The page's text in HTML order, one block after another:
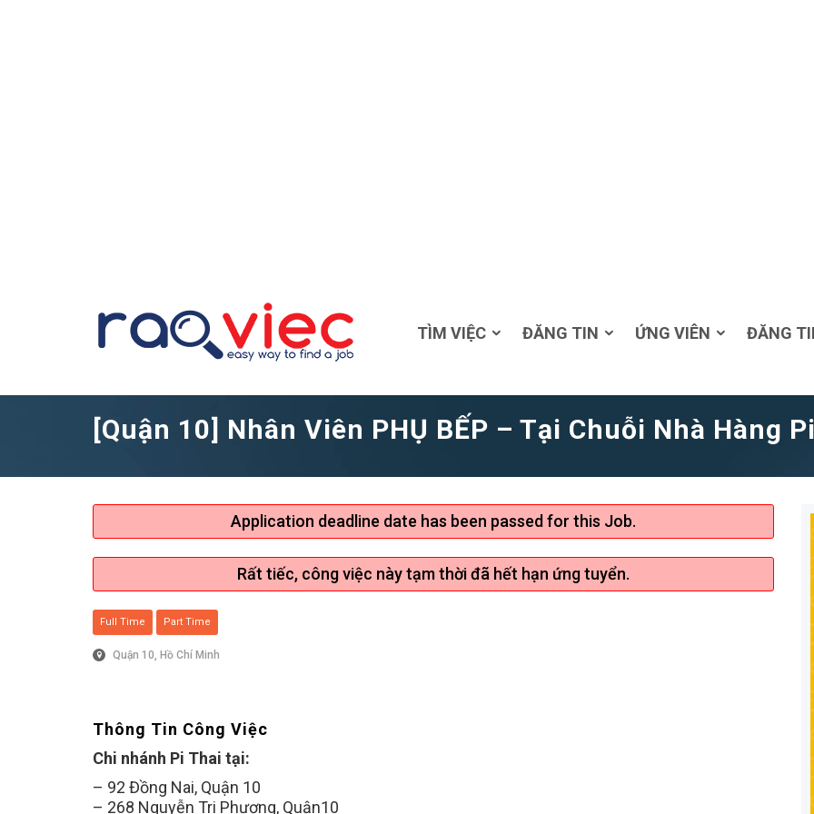
TÌM VIỆC ĐĂNG TIN ỨNG VIÊN ĐĂNG
[Quận 10] Nhân Viên PHỤ BẾP – Tại Chuỗi Nhà Hàng
Application deadline date has been passed for this Job.
Rất tiếc, công việc này tạm thời đã hết hạn ứng tuyển.
Full Time Part Time
Quận 10, Hồ Chí Minh
Thông Tin Công Việc
Chi nhánh Pi Thai tại:
– 92 Đồng Nai, Quận 10
– 268 Nguyễn Tri Phương, Quận10